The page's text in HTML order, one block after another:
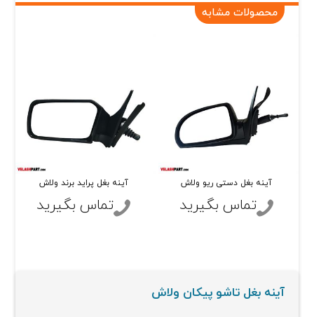
محصولات مشابه
آینه بغل دستی ریو ولاش
تماس بگیرید
آینه بغل پراید برند ولاش
تماس بگیرید
آینه بغل تاشو پیکان ولاش